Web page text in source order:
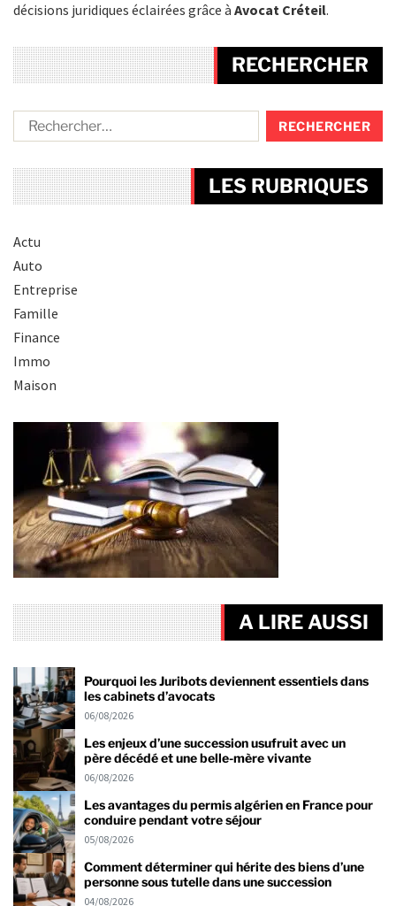
décisions juridiques éclairées grâce à Avocat Créteil.
RECHERCHER
LES RUBRIQUES
Actu
Auto
Entreprise
Famille
Finance
Immo
Maison
A LIRE AUSSI
Pourquoi les Juribots deviennent essentiels dans
les cabinets d’avocats
06/08/2026
Les enjeux d’une succession usufruit avec un
père décédé et une belle-mère vivante
06/08/2026
Les avantages du permis algérien en France pour
conduire pendant votre séjour
05/08/2026
Comment déterminer qui hérite des biens d’une
personne sous tutelle dans une succession
04/08/2026